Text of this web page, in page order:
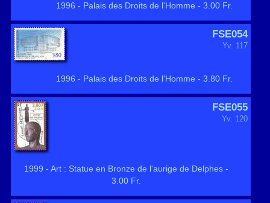
1996 - Palais des Droits de l'Homme - 3.00 Fr.
FSE054
Yv. 117
1996 - Palais des Droits de l'Homme - 3.80 Fr.
FSE055
Yv. 120
1999 - Art : Statue en Bronze de l'aurige de Delphes -
3.00 Fr.